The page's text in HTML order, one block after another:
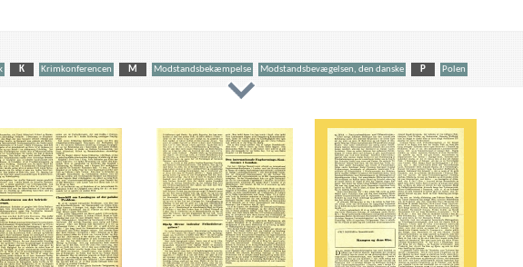
K Krimkonferencen M Modstandsbekæmpelse Modstandsbevægelsen, den danske P Polen
Christensen, Harald Christensen, Preben Richard
Danzig De Samvirkende Fagforbund Den internationale Fagforenings-Konference Det danske Raad
Folkekommissærernes Raad Frit Danmark Fyn G Gille, Heinrich, forstander Glendau, Svend
Jülich Jylland K Kölnische Zeitung Königsberg Krimdeklarationen Krimkonferencen L Larsen, Einar Aksel
Modstandsbevægelsen, den danske Moskva N Naar Danmark atter er frit, pjece Nielsen, Poul, fhv. politibetjent
Roosevelt, Franklin D. Rusland S San Francisco Schmidt, Kaj, købmand Silkeborg Sjælland Sommerkorpset
Stricker, Karl Gustav Svend Staahl-Gruppen Sørensen, Karl Børge Tang, løjtnant Teheran U
Wurm Ø Østersøen Øvreschlesien